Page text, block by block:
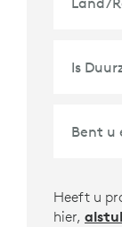
Heeft u
hier,